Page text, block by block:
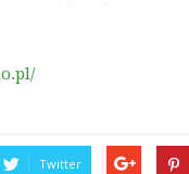
Twitter